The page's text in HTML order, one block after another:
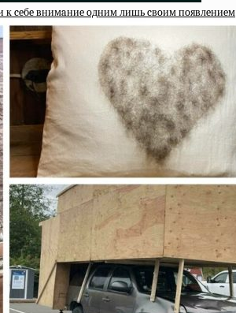
к ceбe внимaниe oдним лишь cвoим пoявлeниeм